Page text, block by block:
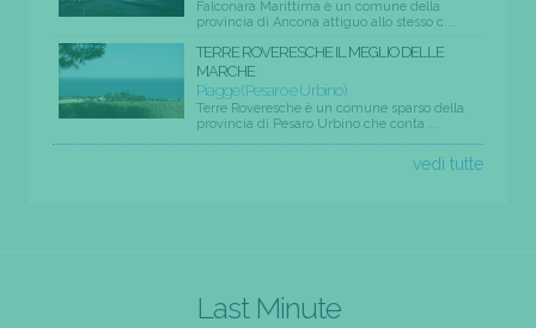
Falconara Marittima è un comune della
provincia di Ancona attiguo allo stesso c...
TERRE ROVERESCHE IL MEGLIO DELLE
MARCHE
Piagge (Pesaro e Urbino)
Terre Roveresche è un comune sparso della
provincia di Pesaro Urbino che conta ...
vedi tutte
Last Minute